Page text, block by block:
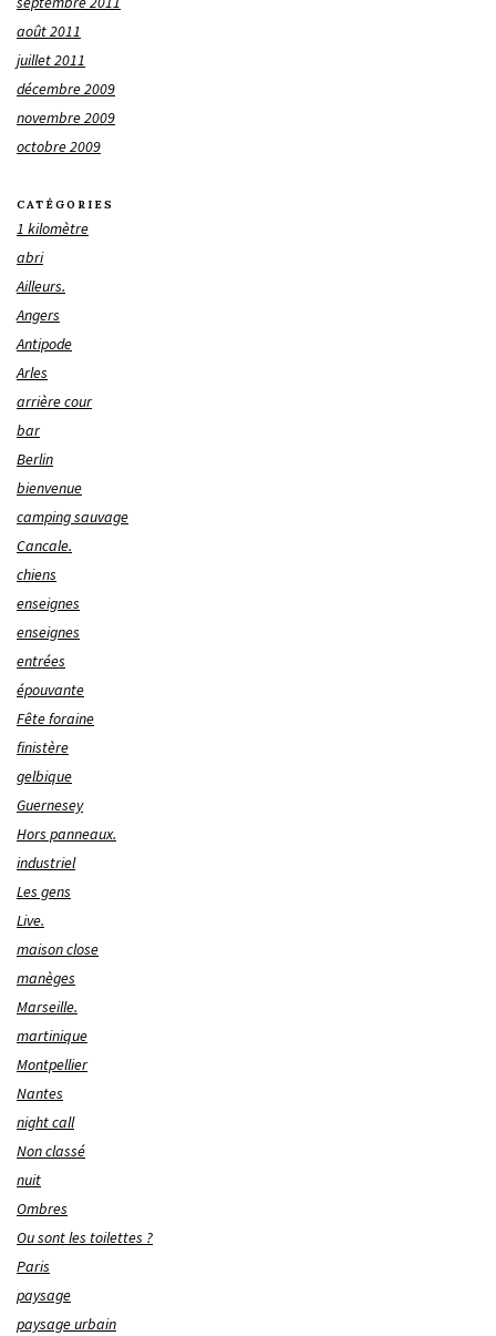
août 2011
juillet 2011
décembre 2009
novembre 2009
octobre 2009
CATÉGORIES
1 kilomètre
abri
Ailleurs.
Angers
Antipode
Arles
arrière cour
bar
Berlin
bienvenue
camping sauvage
Cancale.
chiens
enseignes
enseignes
entrées
épouvante
Fête foraine
finistère
gelbique
Guernesey
Hors panneaux.
industriel
Les gens
Live.
maison close
manèges
Marseille.
martinique
Montpellier
Nantes
night call
Non classé
nuit
Ombres
Ou sont les toilettes ?
Paris
paysage
paysage urbain